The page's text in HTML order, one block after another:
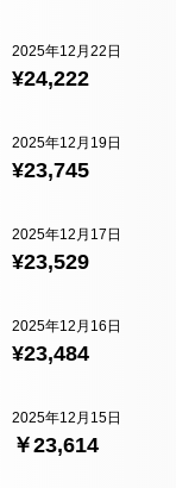
¥24,222
2025年12月22日
¥23,745
2025年12月19日
¥23,529
2025年12月17日
¥23,484
2025年12月16日
￥23,614
2025年12月15日